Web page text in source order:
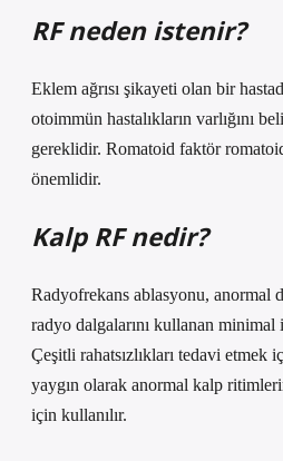
RF neden istenir?
Eklem ağrısı şikayeti olan bir
otoimmün hastalıkların varlığını
gereklidir. Romatoid faktör
önemlidir.
Kalp RF nedir?
Radyofrekans ablasyonu, anormal
radyo dalgalarını kullanan
Çeşitli rahatsızlıkları tedavi etmek
yaygın olarak anormal kalp
için kullanılır.